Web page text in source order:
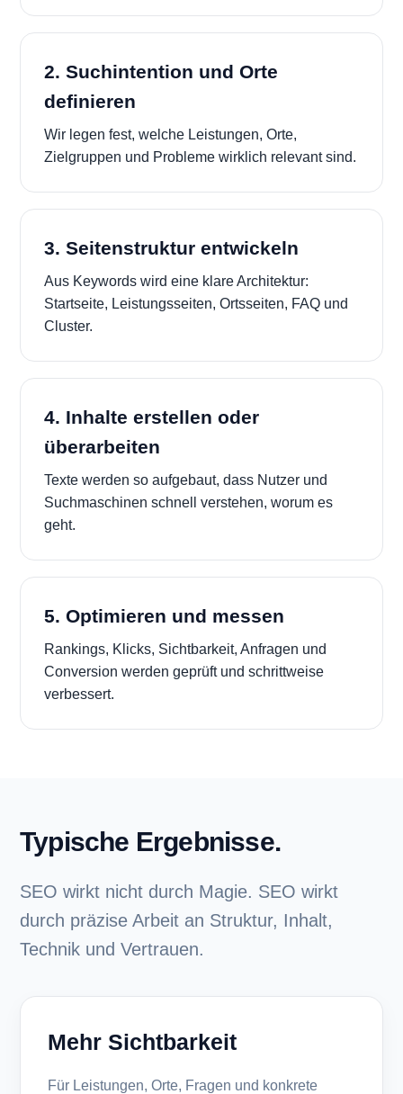
2. Suchintention und Orte
definieren
Wir legen fest, welche Leistungen, Orte,
Zielgruppen und Probleme wirklich relevant sind.
3. Seitenstruktur entwickeln
Aus Keywords wird eine klare Architektur:
Startseite, Leistungsseiten, Ortsseiten, FAQ und
Cluster.
4. Inhalte erstellen oder
überarbeiten
Texte werden so aufgebaut, dass Nutzer und
Suchmaschinen schnell verstehen, worum es
geht.
5. Optimieren und messen
Rankings, Klicks, Sichtbarkeit, Anfragen und
Conversion werden geprüft und schrittweise
verbessert.
Typische Ergebnisse.
SEO wirkt nicht durch Magie. SEO wirkt
durch präzise Arbeit an Struktur, Inhalt,
Technik und Vertrauen.
Mehr Sichtbarkeit
Für Leistungen, Orte, Fragen und konkrete